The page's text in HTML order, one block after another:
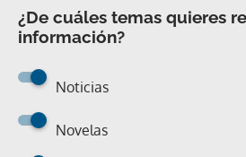
¿De cuáles temas quieres
información?
Noticias
Novelas